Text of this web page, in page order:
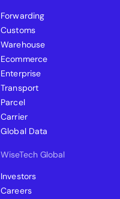
Forwarding
Customs
Warehouse
Ecommerce
Enterprise
Transport
Parcel
Carrier
Global Data
WiseTech Global
Investors
Careers